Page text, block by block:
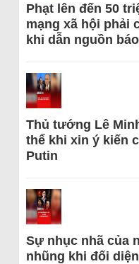
Phạt lên đến 50
mạng xã hội phải
khi dẫn nguồn
Thủ tướng Lê
thể khi xin ý kiến
Putin
Sự nhục nhã của
nhũng khi đối